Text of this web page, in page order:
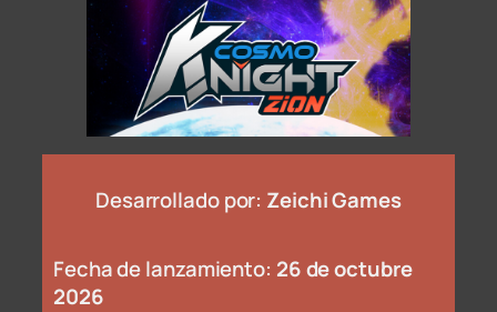
Desarrollado por: Zeichi Games
Fecha de lanzamiento: 26 de octubre
2026